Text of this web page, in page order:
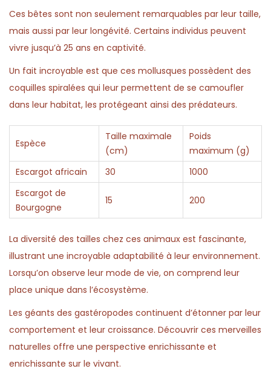
Ces bêtes sont non seulement remarquables par leur taille,
mais aussi par leur longévité. Certains individus peuvent
vivre jusqu’à 25 ans en captivité.
Un fait incroyable est que ces mollusques possèdent des
coquilles spiralées qui leur permettent de se camoufler
dans leur habitat, les protégeant ainsi des prédateurs.
Espèce
Taille maximale
(cm)
Poids
maximum (g)
Escargot africain
30
1000
Escargot de
Bourgogne
15 200
La diversité des tailles chez ces animaux est fascinante,
illustrant une incroyable adaptabilité à leur environnement.
Lorsqu’on observe leur mode de vie, on comprend leur
place unique dans l’écosystème.
Les géants des gastéropodes continuent d’étonner par leur
comportement et leur croissance. Découvrir ces merveilles
naturelles offre une perspective enrichissante et
enrichissante sur le vivant.